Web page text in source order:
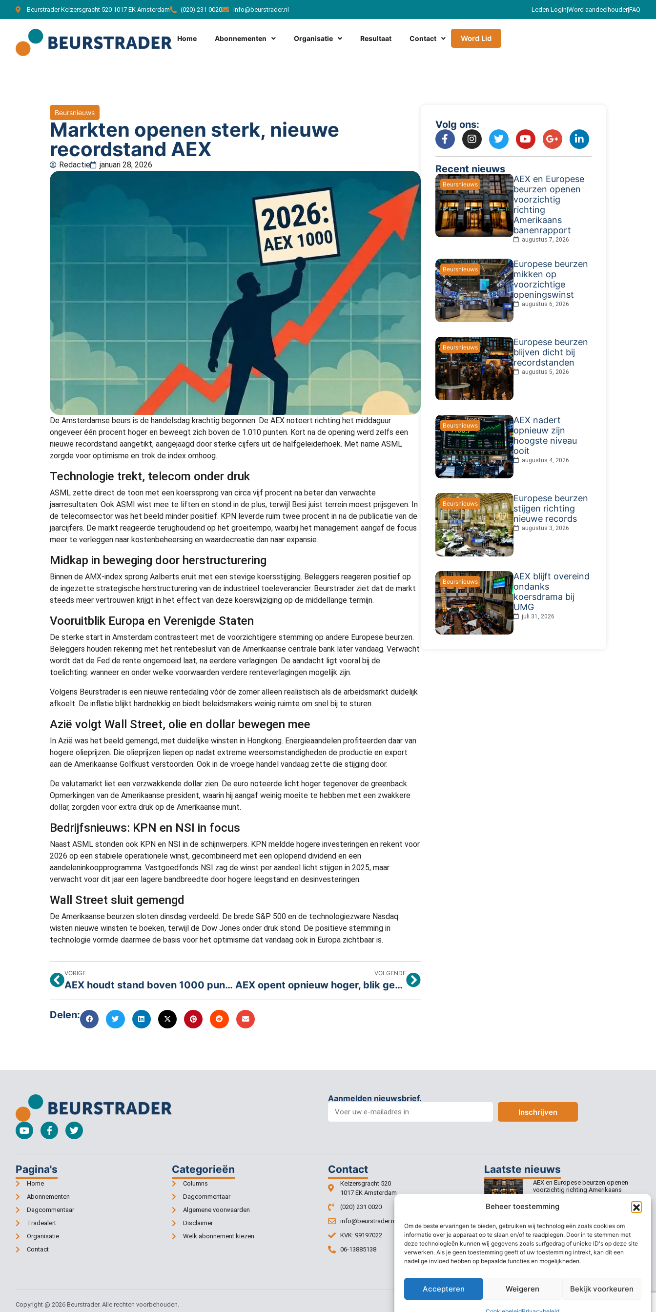
Beheer toestemming
Om de beste ervaringen te bieden, gebruiken wij technologieën zoals cookies om
informatie over je apparaat op te slaan en/of te raadplegen. Door in te stemmen met
deze technologieën kunnen wij gegevens zoals surfgedrag of unieke ID's op deze site
verwerken. Als je geen toestemming geeft of uw toestemming intrekt, kan dit een
nadelige invloed hebben op bepaalde functies en mogelijkheden.
Accepteren Weigeren Bekijk voorkeuren
Beurstrader Keizersgracht 520 1017 EK Amsterdam (020) 231 0020 info@beurstrader.nl Leden Login|Word aandeelhouder|FAQ
Home Abonnementen Organisatie Resultaat Contact Word Lid
Beursnieuws
Markten openen sterk, nieuwe
recordstand AEX
Redactie januari 28, 2026
De Amsterdamse beurs is de handelsdag krachtig begonnen. De AEX noteert richting het middaguur
ongeveer één procent hoger en beweegt zich boven de 1.010 punten. Kort na de opening werd zelfs een
nieuwe recordstand aangetikt, aangejaagd door sterke cijfers uit de halfgeleiderhoek. Met name ASML
zorgde voor optimisme en trok de index omhoog.
Technologie trekt, telecom onder druk
ASML zette direct de toon met een koerssprong van circa vijf procent na beter dan verwachte
jaarresultaten. Ook ASMI wist mee te liften en stond in de plus, terwijl Besi juist terrein moest prijsgeven. In
de telecomsector was het beeld minder positief. KPN leverde ruim twee procent in na de publicatie van de
jaarcijfers. De markt reageerde terughoudend op het groeitempo, waarbij het management aangaf de focus
meer te verleggen naar kostenbeheersing en waardecreatie dan naar expansie.
Midkap in beweging door herstructurering
Binnen de AMX-index sprong Aalberts eruit met een stevige koersstijging. Beleggers reageren positief op
de ingezette strategische herstructurering van de industrieel toeleverancier. Beurstrader ziet dat de markt
steeds meer vertrouwen krijgt in het effect van deze koerswijziging op de middellange termijn.
Vooruitblik Europa en Verenigde Staten
De sterke start in Amsterdam contrasteert met de voorzichtigere stemming op andere Europese beurzen.
Beleggers houden rekening met het rentebesluit van de Amerikaanse centrale bank later vandaag. Verwacht
wordt dat de Fed de rente ongemoeid laat, na eerdere verlagingen. De aandacht ligt vooral bij de
toelichting: wanneer en onder welke voorwaarden verdere renteverlagingen mogelijk zijn.
Volgens Beurstrader is een nieuwe rentedaling vóór de zomer alleen realistisch als de arbeidsmarkt duidelijk
afkoelt. De inflatie blijkt hardnekkig en biedt beleidsmakers weinig ruimte om snel bij te sturen.
Azië volgt Wall Street, olie en dollar bewegen mee
In Azië was het beeld gemengd, met duidelijke winsten in Hongkong. Energieaandelen profiteerden daar van
hogere olieprijzen. Die olieprijzen liepen op nadat extreme weersomstandigheden de productie en export
aan de Amerikaanse Golfkust verstoorden. Ook in de vroege handel vandaag zette die stijging door.
De valutamarkt liet een verzwakkende dollar zien. De euro noteerde licht hoger tegenover de greenback.
Opmerkingen van de Amerikaanse president, waarin hij aangaf weinig moeite te hebben met een zwakkere
dollar, zorgden voor extra druk op de Amerikaanse munt.
Bedrijfsnieuws: KPN en NSI in focus
Naast ASML stonden ook KPN en NSI in de schijnwerpers. KPN meldde hogere investeringen en rekent voor
2026 op een stabiele operationele winst, gecombineerd met een oplopend dividend en een
aandeleninkoopprogramma. Vastgoedfonds NSI zag de winst per aandeel licht stijgen in 2025, maar
verwacht voor dit jaar een lagere bandbreedte door hogere leegstand en desinvesteringen.
Wall Street sluit gemengd
De Amerikaanse beurzen sloten dinsdag verdeeld. De brede S&P 500 en de technologiezware Nasdaq
wisten nieuwe winsten te boeken, terwijl de Dow Jones onder druk stond. De positieve stemming in
technologie vormde daarmee de basis voor het optimisme dat vandaag ook in Europa zichtbaar is.
VORIGE
AEX houdt stand boven 1000 punten
VOLGENDE
AEX opent opnieuw hoger, blik gericht op records
Delen:
Volg ons:
Recent nieuws
Beursnieuws
AEX en Europese
beurzen openen
voorzichtig
richting
Amerikaans
banenrapport
augustus 7, 2026
Beursnieuws
Europese beurzen
mikken op
voorzichtige
openingswinst
augustus 6, 2026
Beursnieuws
Europese beurzen
blijven dicht bij
recordstanden
augustus 5, 2026
Beursnieuws
AEX nadert
opnieuw zijn
hoogste niveau
ooit
augustus 4, 2026
Beursnieuws
Europese beurzen
stijgen richting
nieuwe records
augustus 3, 2026
Beursnieuws
AEX blijft overeind
ondanks
koersdrama bij
UMG
juli 31, 2026
Aanmelden nieuwsbrief.
Inschrijven
Pagina's
Home
Abonnementen
Dagcommentaar
Tradealert
Organisatie
Contact
Categorieën
Columns
Dagcommentaar
Algemene voorwaarden
Disclaimer
Welk abonnement kiezen
Contact
Keizersgracht 520
1017 EK Amsterdam
(020) 231 0020
info@beurstrader.nl
KVK: 99197022
06-13885138
Laatste nieuws
AEX en Europese beurzen openen
voorzichtig richting Amerikaans
Europese beurzen mikken op
Europese beurzen blijven dicht bij
recordstanden
AEX nadert opnieuw zijn hoogste
Copyright @ 2026 Beurstrader. Alle rechten voorbehouden.